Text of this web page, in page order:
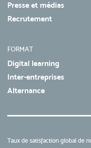
Presse et médias
Recrutement
FORMAT
Digital learning
Inter-entreprises
Alternance
Taux de satisfaction global de